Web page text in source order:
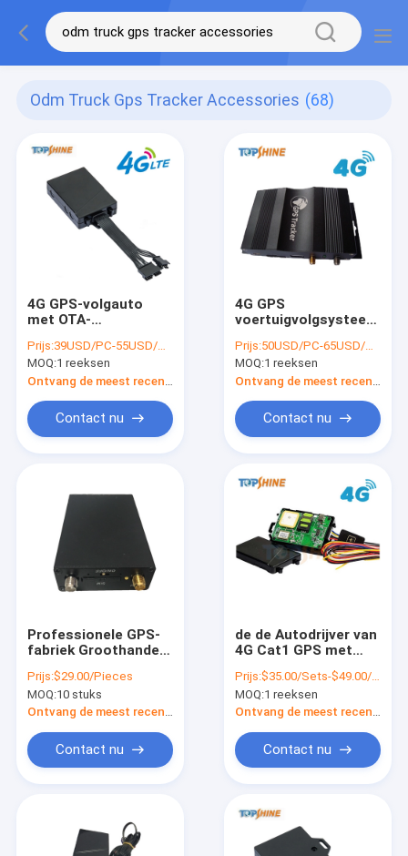
Odm Truck Gps Tracker Accessories (68)
4G GPS-volgauto
met OTA-
GPRS-internet
Prijs:39USD/PC-55USD/PC
MOQ:1 reeksen
Contact nu
4G GPS
voertuigvolgsysteem
brandstofsensor
Prijs:50USD/PC-65USD/PC
MOQ:1 reeksen
Contact nu
Professionele GPS-
fabriek Groothandel
detectie van
motorstatus
Prijs:$29.00/Pieces
MOQ:10 stuks
Contact nu
de de Autodrijver van
4G Cat1 GPS met
Bestuurder ID Two
Way Communication
Prijs:$35.00/Sets-$49.00/Sets
MOQ:1 reeksen
Contact nu